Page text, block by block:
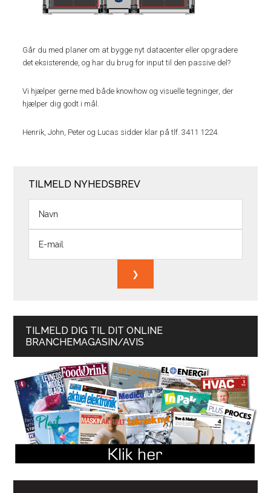
Går du med planer om at bygge nyt datacenter eller opgradere
det eksisterende, og har du brug for input til den passive del?
Vi hjælper gerne med både knowhow og visuelle tegninger, der
hjælper dig godt i mål.
Henrik, John, Peter og Lucas sidder klar på tlf. 3411 1224.
TILMELD NYHEDSBREV
TILMELD DIG TIL DIT ONLINE
BRANCHEMAGASIN/AVIS